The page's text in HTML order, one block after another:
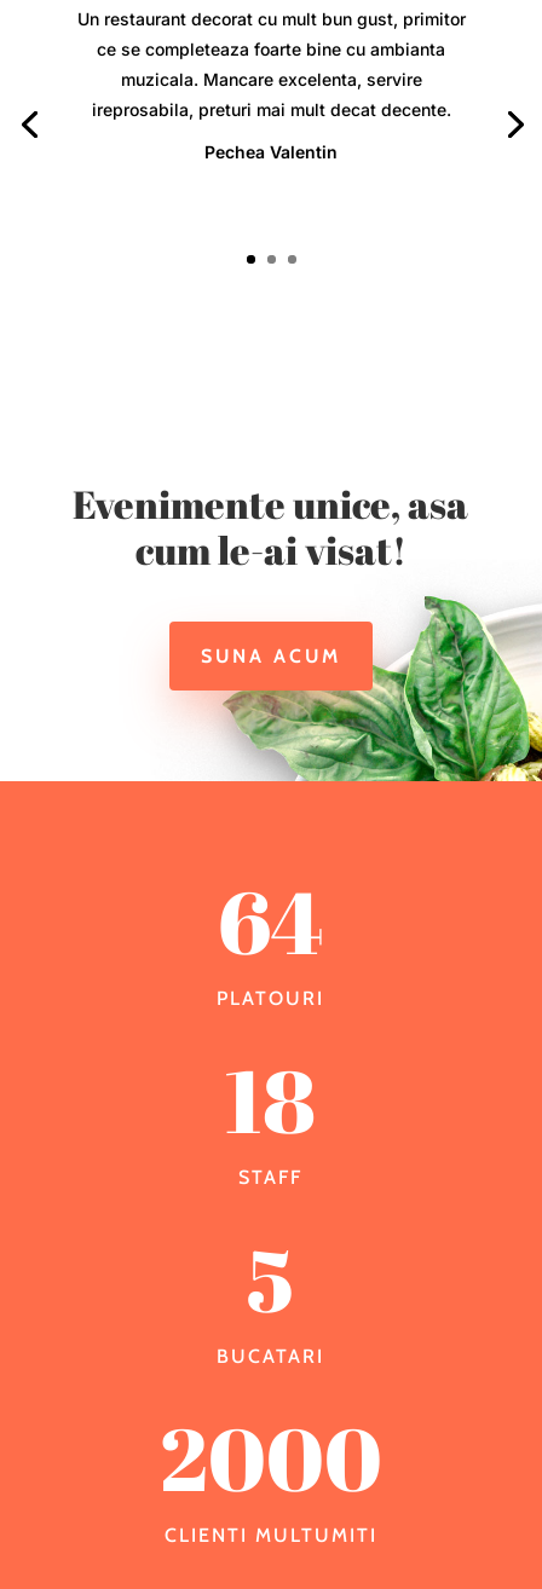
Un restaurant decorat cu mult bun gust, primitor
ce se completeaza foarte bine cu ambianta
muzicala. Mancare excelenta, servire
ireprosabila, preturi mai mult decat decente.
Pechea Valentin
Evenimente unice, asa
cum le-ai visat!
SUNA ACUM
64
PLATOURI
18
STAFF
5
BUCATARI
2000
CLIENTI MULTUMITI